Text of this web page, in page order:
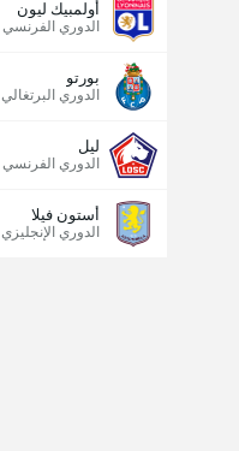
أولمبيك ليون
الدوري الفرنسي
بورتو
الدوري البرتغالي
ليل
الدوري الفرنسي
أستون فيلا
الدوري الإنجليزي